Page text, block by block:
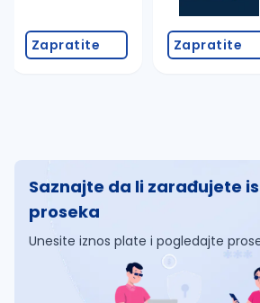
Zapratite Zapratite
Saznajte da li zarađujete
proseka
Unesite iznos plate i pogledajte